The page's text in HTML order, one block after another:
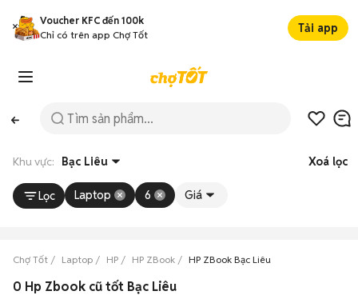
Voucher KFC đến 100k
Chỉ có trên app Chợ Tốt
Tải app
Khu vực: Bạc Liêu Xoá lọc
Lọc Laptop 6 Giá
Chợ Tốt Laptop HP HP ZBook HP ZBook Bạc Liêu
0 Hp Zbook cũ tốt Bạc Liêu